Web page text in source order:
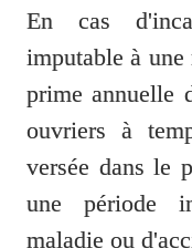
En cas
imputable à
prime annuelle
ouvriers à
versée dans le
une période
maladie ou